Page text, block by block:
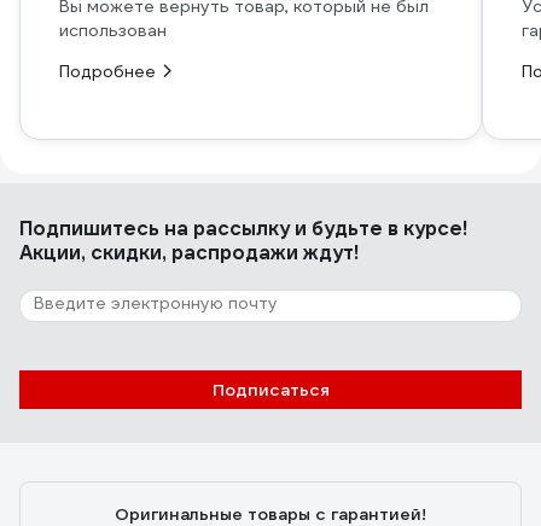
Вы можете вернуть товар, который не был
использован
Подробнее
Подпишитесь на рассылкуи будьте в курсе!
Акции, скидки, распродажи ждут!
Подписаться
Оригинальные товары с гарантией!